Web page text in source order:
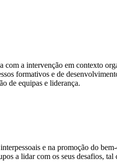
com a intervenção em contexto
formativos e de
de equipas e liderança.
e na promoção do
a lidar com os seus desafios, tal